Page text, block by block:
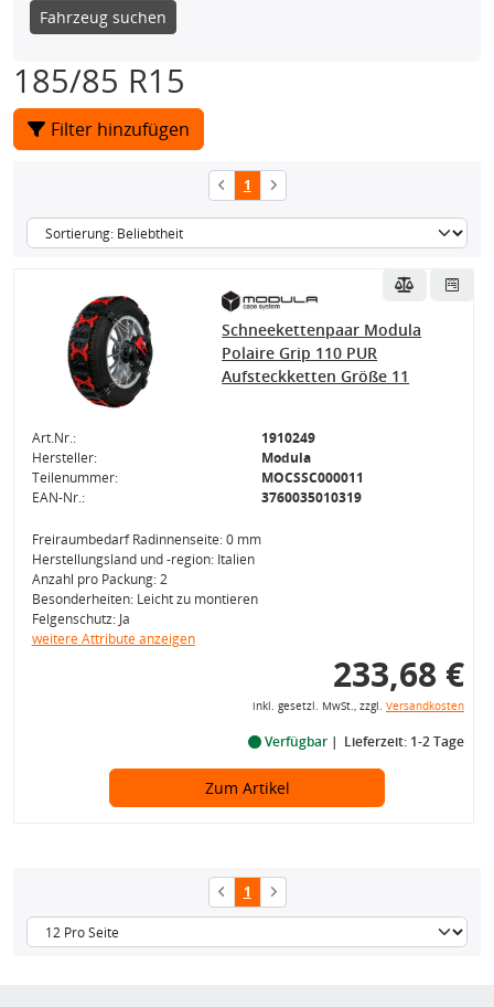
Fahrzeug suchen
185/85 R15
Filter hinzufügen
1
Schneekettenpaar Modula
Polaire Grip 110 PUR
Aufsteckketten Größe 11
Art.Nr.:
1910249
Hersteller:
Modula
Teilenummer:
MOCSSC000011
EAN-Nr.:
3760035010319
Freiraumbedarf Radinnenseite: 0 mm
Herstellungsland und -region: Italien
Anzahl pro Packung: 2
Besonderheiten: Leicht zu montieren
Felgenschutz: Ja
weitere Attribute anzeigen
233,68 €
inkl. gesetzl. MwSt., zzgl. Versandkosten
Verfügbar Lieferzeit: 1-2 Tage
Zum Artikel
1